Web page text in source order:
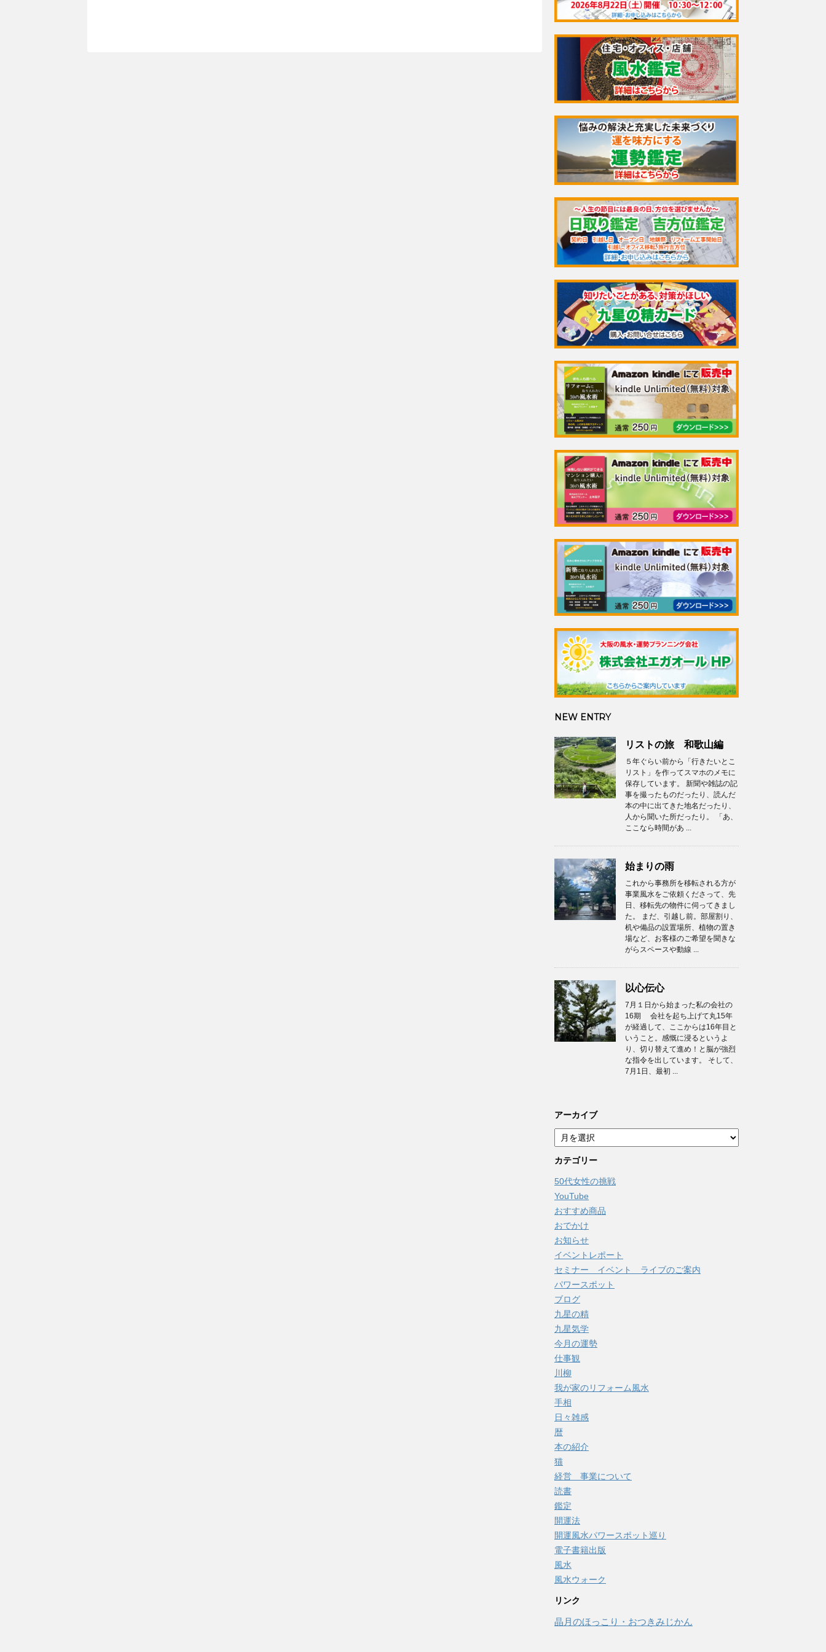
NEW ENTRY
リストの旅 和歌山編
５年ぐらい前から「行きたいとこ
リスト」を作ってスマホのメモに
保存しています。 新聞や雑誌の記
事を撮ったものだったり、読んだ
本の中に出てきた地名だったり、
人から聞いた所だったり。 「あ、
ここなら時間があ ...
始まりの雨
これから事務所を移転される方が
事業風水をご依頼くださって、先
日、移転先の物件に伺ってきまし
た。 まだ、引越し前。部屋割り、
机や備品の設置場所、植物の置き
場など、お客様のご希望を聞きな
がらスペースや動線 ...
以心伝心
7月１日から始まった私の会社の
16期 会社を起ち上げて丸15年
が経過して、ここからは16年目と
いうこと。感慨に浸るというよ
り、切り替えて進め！と脳が強烈
な指令を出しています。 そして、
7月1日、最初 ...
アーカイブ
ー
カ
イ
ブ
カテゴリー
50代女性の挑戦
YouTube
おすすめ商品
おでかけ
お知らせ
イベントレポート
セミナー イベント ライブのご案内
パワースポット
ブログ
九星の精
九星気学
今月の運勢
仕事観
川柳
我が家のリフォーム風水
手相
日々雑感
暦
本の紹介
猫
経営 事業について
読書
鑑定
開運法
開運風水パワースポット巡り
電子書籍出版
風水
風水ウォーク
リンク
晶月のほっこり・おつきみじかん